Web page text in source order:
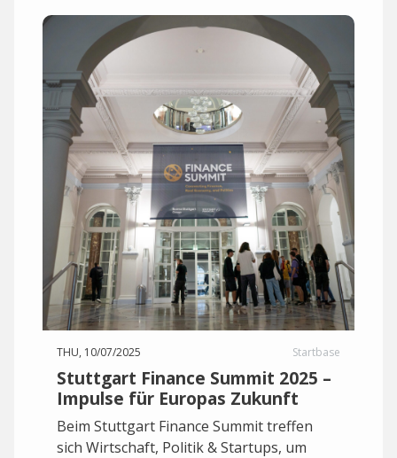
THU, 10/07/2025 Startbase
Stuttgart Finance Summit 2025 –
Impulse für Europas Zukunft
Beim Stuttgart Finance Summit treffen
sich Wirtschaft, Politik & Startups, um